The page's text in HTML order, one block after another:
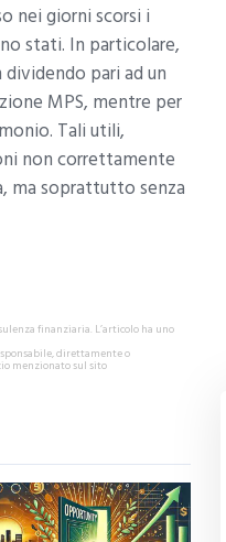
nei giorni scorsi i
stati. In particolare,
pari ad un
MPS, mentre per
Tali utili,
non correttamente
ma soprattutto senza
finanziaria. L’articolo ha uno
direttamente o
menzionato sul sito